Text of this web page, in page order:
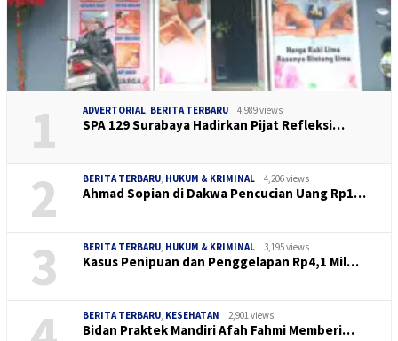
1 ADVERTORIAL, BERITA TERBARU 4,989 views
SPA 129 Surabaya Hadirkan Pijat Refleksi…
2 BERITA TERBARU, HUKUM & KRIMINAL 4,206 views
Ahmad Sopian di Dakwa Pencucian Uang Rp1…
3 BERITA TERBARU, HUKUM & KRIMINAL 3,195 views
Kasus Penipuan dan Penggelapan Rp4,1 Mil…
BERITA TERBARU, KESEHATAN 2,901 views
Bidan Praktek Mandiri Afah Fahmi Memberi…